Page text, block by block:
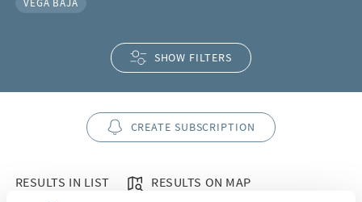
VEGA BAJA
SHOW FILTERS
CREATE SUBSCRIPTION
RESULTS IN LIST RESULTS ON MAP